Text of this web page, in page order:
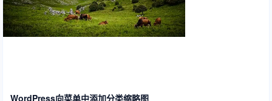
WordPress向菜单中添加分类缩略图